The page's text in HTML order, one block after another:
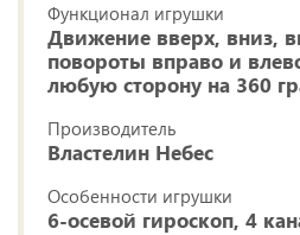
Функционал игрушки
Движение вверх, вниз,
повороты вправо и
любую сторону на 360
Производитель
Властелин Небес
Особенности игрушки
6-осевой гироскоп, 4